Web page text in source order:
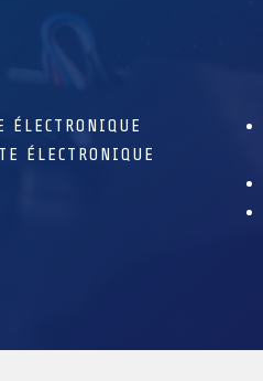
ÉLECTRONIQUE
ÉLECTRONIQUE